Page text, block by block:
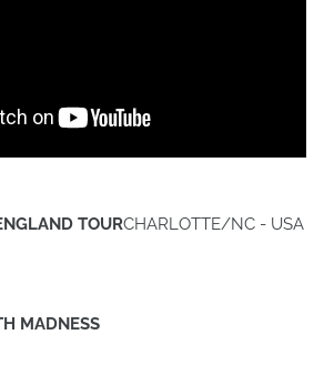
TOURCHARLOTTE/NC - USA
MADNESS